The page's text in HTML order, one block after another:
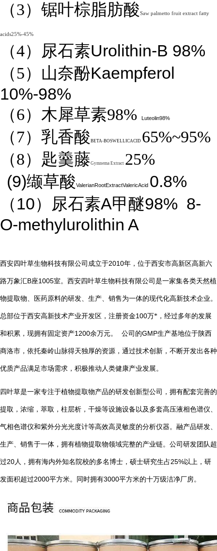
（3）锯叶棕脂肪酸Saw palmetto fruit extract fatty
acids25%-45%
（4） 尿石素Urolithin-B 98%
（5）山奈酚Kaempferol
10%-98%
（6）木犀草素98% Luteolin98%
（7）乳香酸 BETA-BOSWELLICACID 65%~95%
（8）匙羹藤Gymnema Extract 25%
(9)缬草酸ValerianRootExtractValericAcid 0.8%
（10）尿石素A甲醚98% 8-
O-methylurolithin A
西安四叶草生物科技有限公司成立于2010年，位于西安市高新区高新六
路万象汇B座1005室。西安四叶草生物科技有限公司是一家集各类天然植
物提取物、医药原料的研发、生产、销售为一体的现代化高新技术企业。
总部位于西安高新技术产业开发区，注册资金100万*，经过多年的发展
和积累，现拥有固定资产1200余万元。 公司的GMP生产基地位于陕西
商洛市，依托秦岭山脉得天独厚的资源，通过技术创新，不断开发出各种
优质产品满足市场需求，积极推动人类健康产业发展。
四叶草是一家专注于植物提取物产品的研发创新型公司，拥有配套完善的
提取，浓缩，萃取，柱层析，干燥等设施设备以及多套高压液相色谱仪、
气相色谱仪和紫外分光光度计等高效高灵敏度的分析仪器。融产品研发、
生产、销售于一体，拥有植物提取物领域完整的产业链。公司研发团队超
过20人，拥有海内外知名院校的多名博士，硕士研究生占25%以上，研
发面积超过2000平方米。同时拥有3000平方米的十万级洁净厂房。